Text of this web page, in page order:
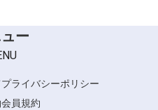
ー
プライバシーポリシー
会員規約